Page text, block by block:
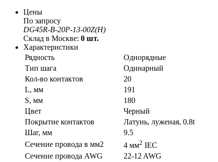
Цены
По запросу
DG45R-B-20P-13-00Z(H)
Склад в Москве: 0 шт.
Характеристики
Рядность
Однорядные
Тип шага
Одинарный
Кол-во контактов
20
L, мм
191
S, мм
180
Цвет
Черный
Покрытие контактов
Латунь, луженая, 0.8t
Шаг, мм
9.5
Сечение провода в мм2
4 мм2 IEC
Сечение провода AWG
22-12 AWG